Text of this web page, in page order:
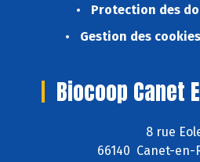
Protection des
Gestion des cookies
Biocoop Canet
8 rue
66140 Canet-en-